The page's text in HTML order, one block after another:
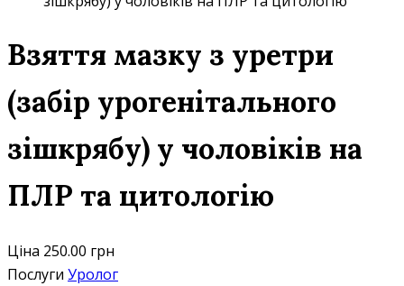
Взяття мазку з уретри
(забір урогенітального
зішкрябу) у чоловіків на
ПЛР та цитологію
Ціна 250.00 грн
Послуги Уролог